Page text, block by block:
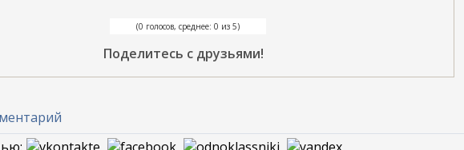
(0 голосов, среднее: 0 из 5)
Поделитесь с друзьями!